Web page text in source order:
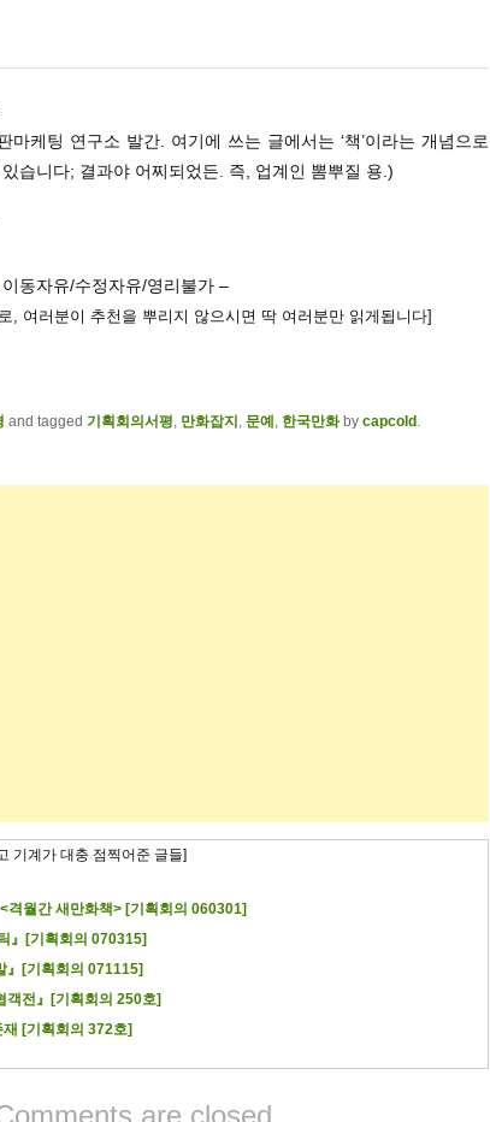
마케팅 연구소 발간. 여기에 쓰는 글에서는 ‘책’이라는 개념으로
습니다; 결과야 어찌되었든. 즉, 업계인 뽐뿌질 용.)
. 이동자유/수정자유/영리불가 –
, 여러분이 추천을 뿌리지 않으시면 딱 여러분만 읽게됩니다]
and tagged 기획회의서평 만화잡지 문예 한국만화by capcold.
기계가 대충 점찍어준 글들]
격월간 새만화책> [기획회의 060301]
』[기획회의 070315]
』[기획회의 071115]
객전』[기획회의 250호]
재 [기획회의 372호]